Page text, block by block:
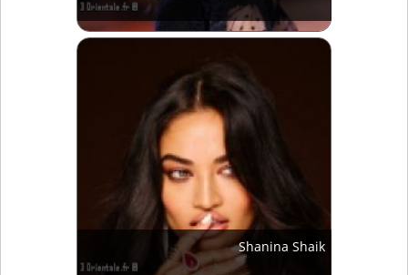
Shanina Shaik